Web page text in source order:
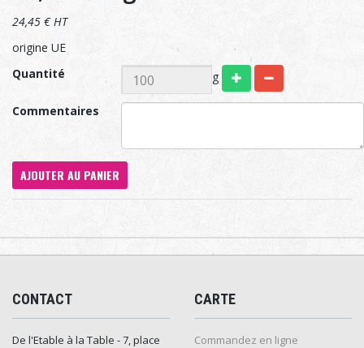
24,45 € HT
origine UE
Quantité
g
Commentaires
AJOUTER AU PANIER
CONTACT
De l'Etable à la Table - 7, place
CARTE
Commandez en ligne